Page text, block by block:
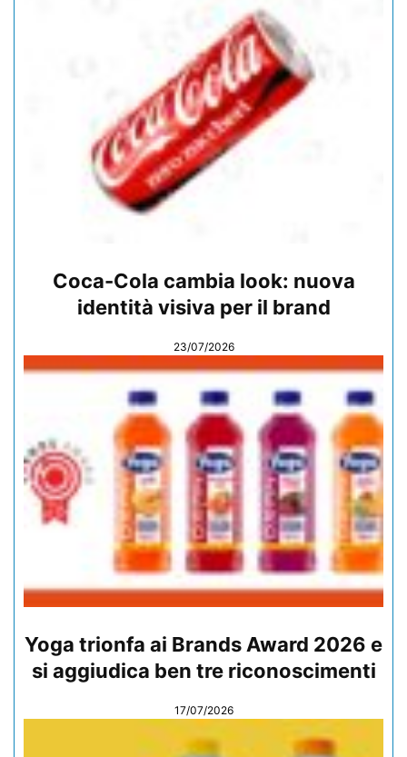
Coca-Cola cambia look: nuova
identità visiva per il brand
23/07/2026
Yoga trionfa ai Brands Award 2026 e
si aggiudica ben tre riconoscimenti
17/07/2026